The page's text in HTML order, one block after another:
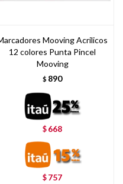
Mooving Acrilicos
12 colores Punta Pincel
Mooving
$ 890
$ 668
$ 757